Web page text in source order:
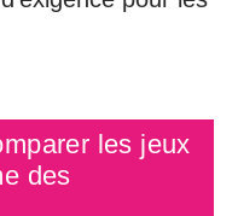
les jeux
des